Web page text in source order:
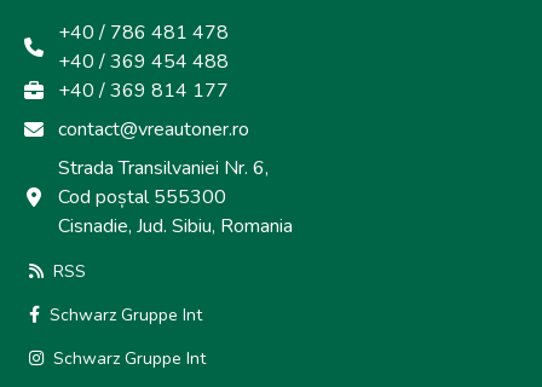
+40 / 786 481 478
+40 / 369 454 488
+40 / 369 814 177
contact@vreautoner.ro
Strada Transilvaniei Nr. 6,
Cod poștal 555300
Cisnadie, Jud. Sibiu, Romania
RSS
Schwarz Gruppe Int
Schwarz Gruppe Int